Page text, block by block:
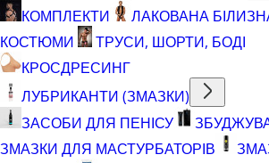
КОМПЛЕКТИ
ЛАКОВАНА
КОСТЮМИ
ТРУСИ, ШОРТИ, БОДІ
КРОСДРЕСИНГ
ЛУБРИКАНТИ (ЗМАЗКИ)
ЗАСОБИ ДЛЯ ПЕНІСУ
ЗМАЗКИ ДЛЯ МАСТУРБАТОРІВ